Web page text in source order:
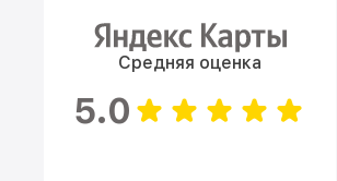
Средняя оценка
5.0